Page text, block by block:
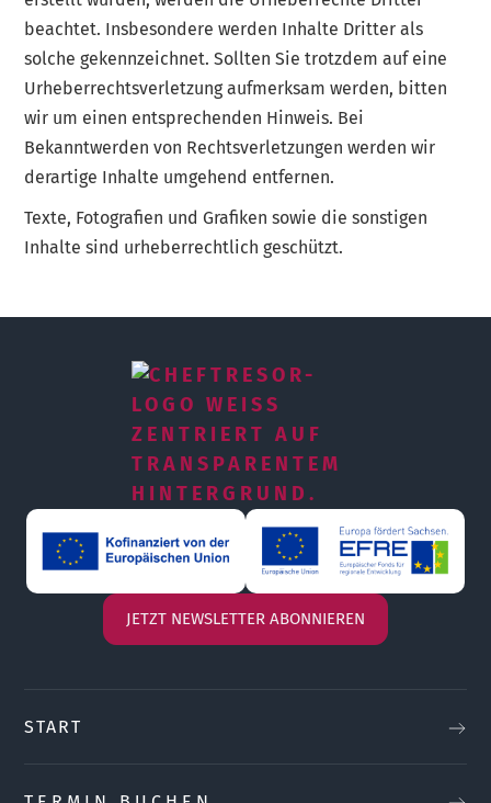
beachtet. Insbesondere werden Inhalte Dritter als
solche gekennzeichnet. Sollten Sie trotzdem auf eine
Urheberrechtsverletzung aufmerksam werden, bitten
wir um einen entsprechenden Hinweis. Bei
Bekanntwerden von Rechtsverletzungen werden wir
derartige Inhalte umgehend entfernen.
Texte, Fotografien und Grafiken sowie die sonstigen
Inhalte sind urheberrechtlich geschützt.
JETZT NEWSLETTER ABONNIEREN
START